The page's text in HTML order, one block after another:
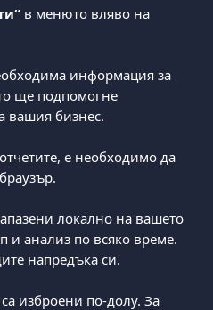
в менюто вляво на
информация за
ще подпомогне
вашия бизнес.
е необходимо да
локално на вашето
и анализ по всяко време.
напредъка си.
изброени по-долу. За